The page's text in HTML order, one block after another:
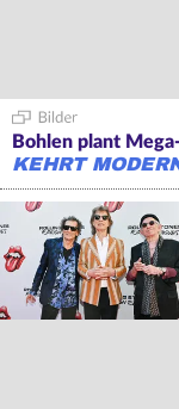
Bohlen plant
KEHRT